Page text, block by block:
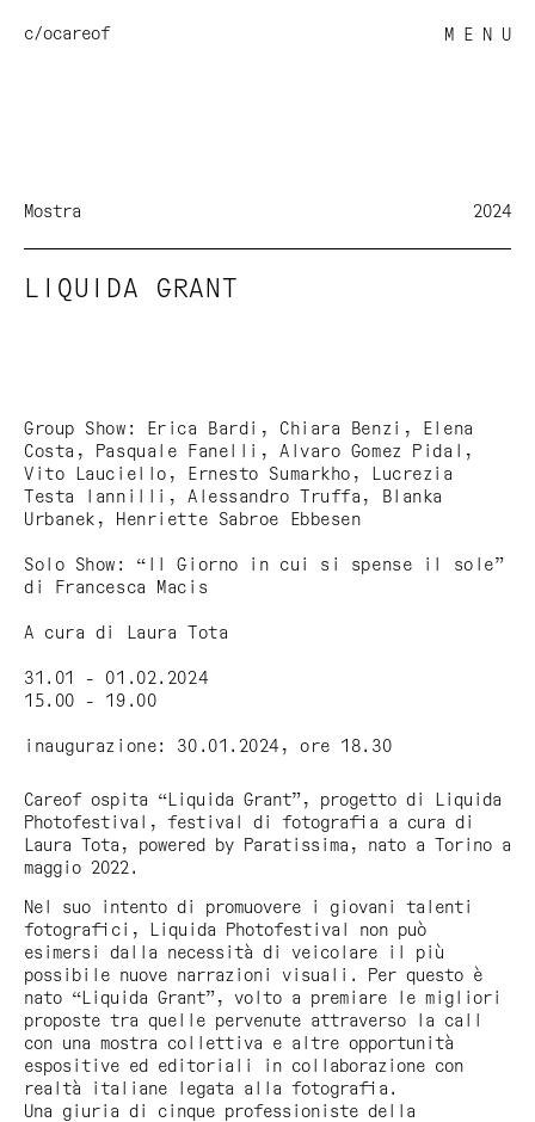
c/ocareof M E N U
Mostra 2024
LIQUIDA GRANT
Group Show: Erica Bardi, Chiara Benzi, Elena
Costa, Pasquale Fanelli, Alvaro Gomez Pidal,
Vito Lauciello, Ernesto Sumarkho, Lucrezia
Testa Iannilli, Alessandro Truffa, Blanka
Urbanek, Henriette Sabroe Ebbesen
Solo Show: “Il Giorno in cui si spense il sole”
di Francesca Macis
A cura di Laura Tota
31.01 - 01.02.2024
15.00 - 19.00
inaugurazione: 30.01.2024, ore 18.30
Careof ospita “Liquida Grant”, progetto di Liquida
Photofestival, festival di fotografia a cura di
Laura Tota, powered by Paratissima, nato a Torino a
maggio 2022.
Nel suo intento di promuovere i giovani talenti
fotografici, Liquida Photofestival non può
esimersi dalla necessità di veicolare il più
possibile nuove narrazioni visuali. Per questo è
nato “Liquida Grant”, volto a premiare le migliori
proposte tra quelle pervenute attraverso la call
con una mostra collettiva e altre opportunità
espositive ed editoriali in collaborazione con
realtà italiane legata alla fotografia.
Una giuria di cinque professioniste della